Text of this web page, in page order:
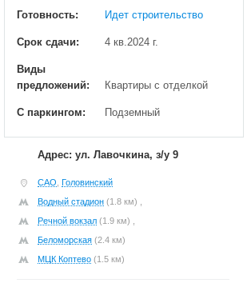
Готовность: Идет строительство
Срок сдачи: 4 кв.2024 г.
Виды
предложений:
Квартиры с отделкой
С паркингом: Подземный
Адрес: ул. Лавочкина, з/у 9
САО Головинский
Водный стадион (1.8 км) ,
Речной вокзал (1.9 км) ,
Беломорская (2.4 км)
МЦК Коптево (1.5 км)